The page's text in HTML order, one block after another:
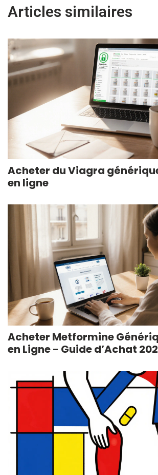
Articles similaires
Acheter du Viagra
en ligne
Acheter Metformine
en Ligne - Guide d’Achat